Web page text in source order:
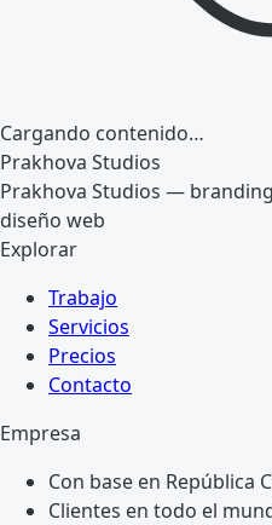
Cargando contenido…
Prakhova Studios
Prakhova Studios —
diseño web
Explorar
Trabajo
Servicios
Precios
Contacto
Empresa
Con base en República
Clientes en todo el